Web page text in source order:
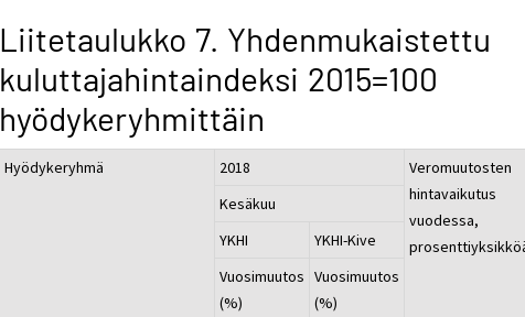
Liitetaulukko 7. Yhdenmukaistettu
kuluttajahintaindeksi 2015=100
hyödykeryhmittäin
Hyödykeryhmä 2018
Veromuutosten
hintavaikutus
vuodessa,
Kesäkuu
YKHI
YKHI-Kive
Vuosimuutos
(%)
Vuosimuutos
(%)